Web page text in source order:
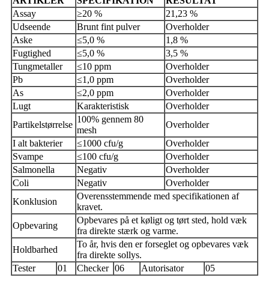
Assay
≥20 %
21,23 %
Udseende
Brunt fint pulver
Overholder
Aske
≤5,0 %
1,8 %
Fugtighed
≤5,0 %
3,5 %
Tungmetaller
≤10 ppm
Overholder
Pb
≤1,0 ppm
Overholder
As
≤2,0 ppm
Overholder
Lugt
Karakteristisk
Overholder
Partikelstørrelse
100% gennem 80
mesh
Overholder
I alt bakterier
≤1000 cfu/g
Overholder
Svampe
≤100 cfu/g
Overholder
Salmonella
Negativ
Overholder
Coli
Negativ
Overholder
Konklusion
Overensstemmende med specifikationen af ​​
kravet.
Opbevaring
Opbevares på et køligt og tørt sted, hold væk
fra direkte stærk og varme.
Holdbarhed
To år, hvis den er forseglet og opbevares væk
fra direkte sollys.
Tester
01 Checker 06 Autorisator 05